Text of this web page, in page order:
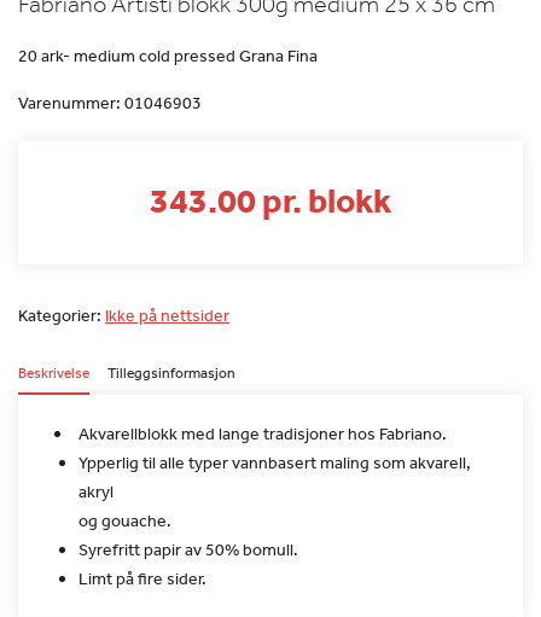
20 ark- medium cold pressed Grana Fina
Varenummer: 01046903
343.00 pr. blokk
Kategorier: Ikke på nettsider
Beskrivelse Tilleggsinformasjon
Akvarellblokk med lange tradisjoner hos Fabriano.
Ypperlig til alle typer vann­basert maling som akvarell,
akryl
og gouache.
Syrefritt papir av 50% bomull.
Limt på fire sider.